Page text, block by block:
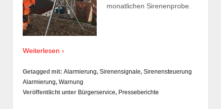
monatlichen Sirenenprobe.
Weiterlesen ›
Getagged mit: Alarmierung, Sirenensignale, Sirenensteuerung
Alarmierung, Warnung
Veröffentlicht unter Bürgerservice, Presseberichte